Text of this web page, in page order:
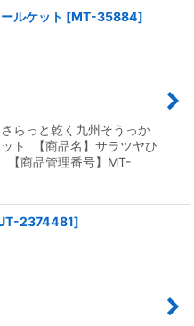
ルケット [MT-35884]
らっと乾く九州そうっか
ト 【商品名】サラツヤひ
【商品管理番号】MT-
2374481]